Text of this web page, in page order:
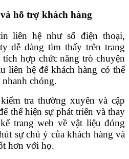
hỗ trợ khách hàng
liên hệ như số điện thoại,
dễ dàng tìm thấy trên trang
hợp chức năng trò chuyện
liên hệ để khách hàng có thể
chóng.
tra thường xuyên và cập
thể hiện sự phát triển và thay
trang web về vật liệu đóng
sự chú ý của khách hàng và
hơn với họ.